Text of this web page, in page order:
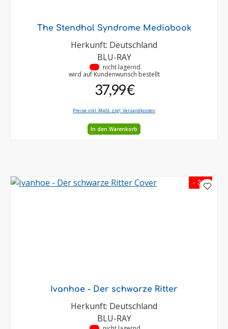
The Stendhal Syndrome Mediabook
Herkunft: Deutschland
BLU-RAY
nicht lagernd
wird auf Kundenwunsch bestellt
37,99 €
Preise inkl. MwSt. zzgl. Versandkosten
In den Warenkorb
- 3 %
Ivanhoe - Der schwarze Ritter
Herkunft: Deutschland
BLU-RAY